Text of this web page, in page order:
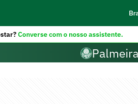
Converse com o nosso assistente.